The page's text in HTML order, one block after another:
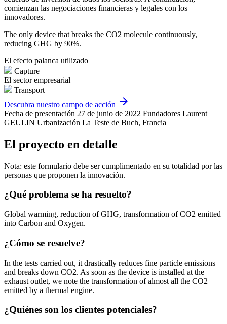
comienzan las negociaciones financieras y legales con los
innovadores.
The only device that breaks the CO2 molecule continuously,
reducing GHG by 90%.
El efecto palanca utilizado
Capture
El sector empresarial
Transport
Descubra nuestro campo de acción arrow_forward
Fecha de presentación 27 de junio de 2022 Fundadores Laurent
GEULIN Urbanización La Teste de Buch, Francia
El proyecto en detalle
Nota: este formulario debe ser cumplimentado en su totalidad por las
personas que proponen la innovación.
¿Qué problema se ha resuelto?
Global warming, reduction of GHG, transformation of CO2 emitted
into Carbon and Oxygen.
¿Cómo se resuelve?
In the tests carried out, it drastically reduces fine particle emissions
and breaks down CO2. As soon as the device is installed at the
exhaust outlet, we note the transformation of almost all the CO2
emitted by a thermal engine.
¿Quiénes son los clientes potenciales?